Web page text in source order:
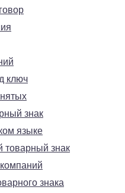
ключ
знак
языке
товарный знак
знака